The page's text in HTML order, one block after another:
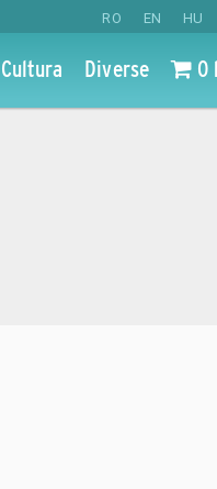
RO EN HU
Cultura Diverse 0